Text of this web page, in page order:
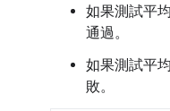
如果測試平
通過。
如果測試平
敗。